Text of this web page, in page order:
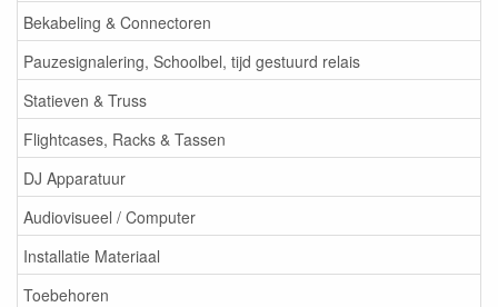
Bekabeling & Connectoren
Pauzesignalering, Schoolbel, tijd gestuurd relais
Statieven & Truss
Flightcases, Racks & Tassen
DJ Apparatuur
Audiovisueel / Computer
Installatie Materiaal
Toebehoren